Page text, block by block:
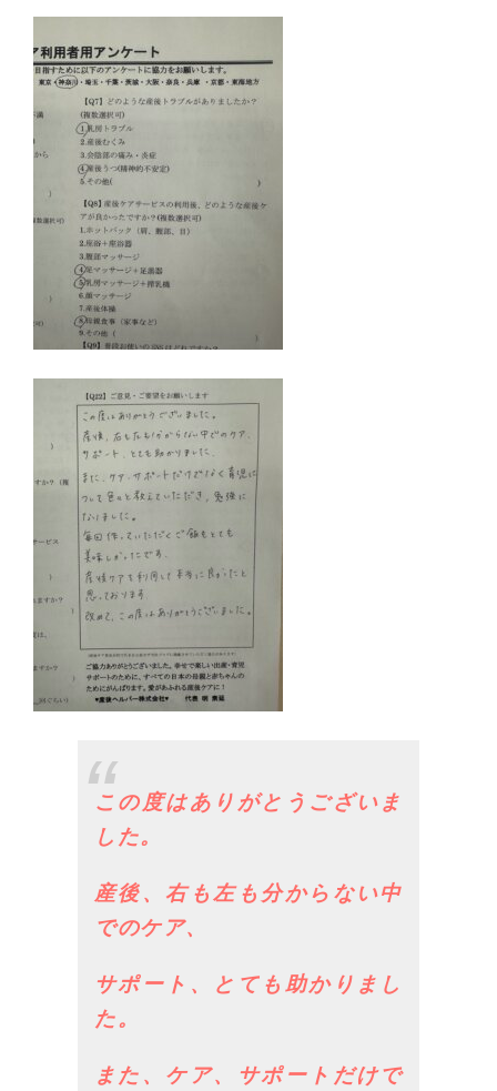
この度はありがとうございま
した。
産後、右も左も分からない中
でのケア、
サポート、とても助かりまし
た。
また、ケア、サポートだけで